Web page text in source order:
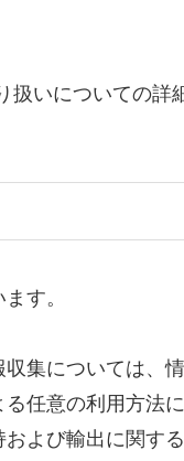
いについての詳
す。
集については、
任意の利用方法
よび輸出に関す